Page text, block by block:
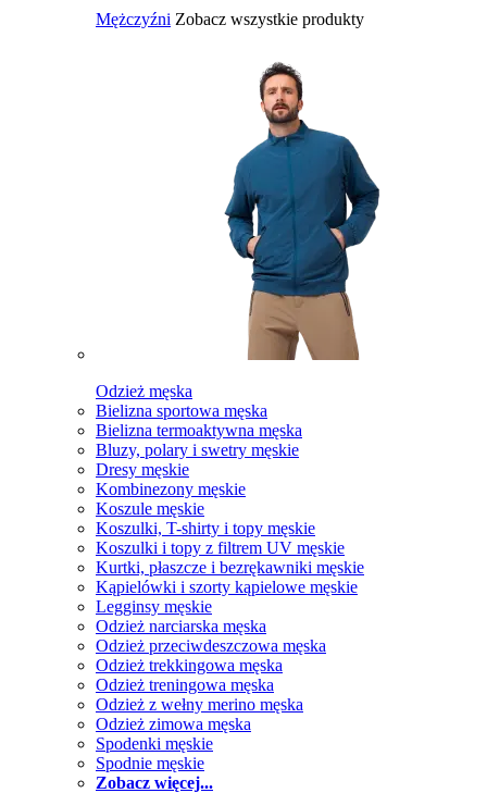
Mężczyźni Zobacz wszystkie produkty
Odzież męska
Bielizna sportowa męska
Bielizna termoaktywna męska
Bluzy, polary i swetry męskie
Dresy męskie
Kombinezony męskie
Koszule męskie
Koszulki, T-shirty i topy męskie
Koszulki i topy z filtrem UV męskie
Kurtki, płaszcze i bezrękawniki męskie
Kąpielówki i szorty kąpielowe męskie
Legginsy męskie
Odzież narciarska męska
Odzież przeciwdeszczowa męska
Odzież trekkingowa męska
Odzież treningowa męska
Odzież z wełny merino męska
Odzież zimowa męska
Spodenki męskie
Spodnie męskie
Zobacz więcej...